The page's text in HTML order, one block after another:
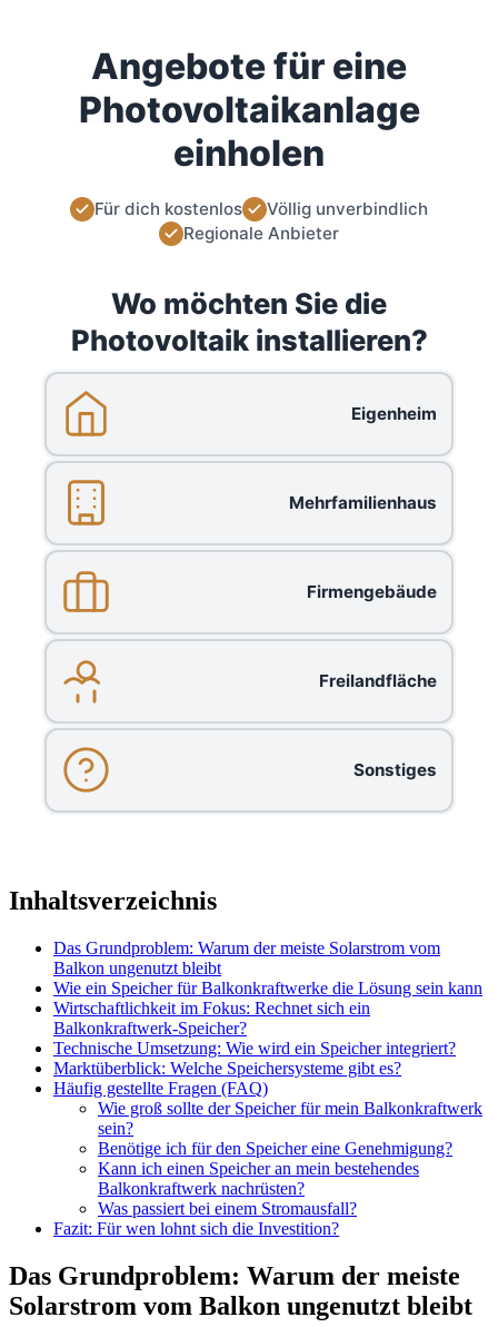
Angebote für eine
Photovoltaikanlage
einholen
Für dich kostenlos
Völlig unverbindlich
Regionale Anbieter
Wo möchten Sie die
Photovoltaik installieren?
Eigenheim
Mehrfamilienhaus
Firmengebäude
Freilandfläche
Sonstiges
Inhaltsverzeichnis
Das Grundproblem: Warum der meiste Solarstrom vom
Balkon ungenutzt bleibt
Wie ein Speicher für Balkonkraftwerke die Lösung sein kann
Wirtschaftlichkeit im Fokus: Rechnet sich ein
Balkonkraftwerk-Speicher?
Technische Umsetzung: Wie wird ein Speicher integriert?
Marktüberblick: Welche Speichersysteme gibt es?
Häufig gestellte Fragen (FAQ)
Wie groß sollte der Speicher für mein Balkonkraftwerk
sein?
Benötige ich für den Speicher eine Genehmigung?
Kann ich einen Speicher an mein bestehendes
Balkonkraftwerk nachrüsten?
Was passiert bei einem Stromausfall?
Fazit: Für wen lohnt sich die Investition?
Das Grundproblem: Warum der meiste
Solarstrom vom Balkon ungenutzt bleibt